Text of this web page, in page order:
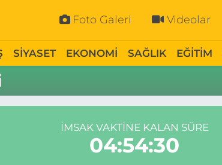
Foto Galeri Videolar
SİYASET EKONOMİ SAĞLIK EĞİTİM
İMSAK VAKTINE KALAN SÜRE
04:54:30